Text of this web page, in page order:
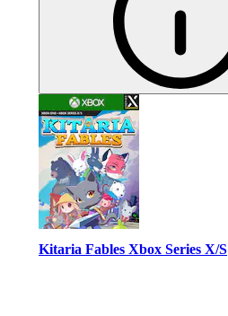
Kitaria Fables Xbox Series X/S